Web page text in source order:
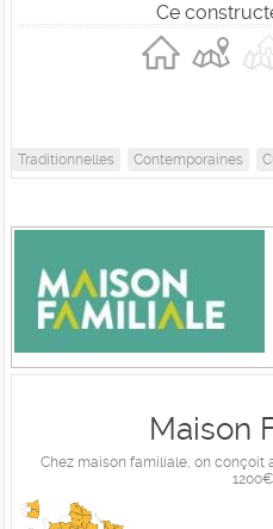
Ce
Traditionnelles Contemporaines
Maison
Chez maison familiale, on conçoit